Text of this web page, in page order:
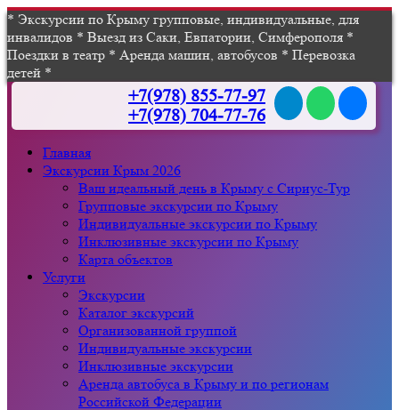
* Экскурсии по Крыму групповые, индивидуальные, для
инвалидов * Выезд из Саки, Евпатории, Симферополя *
Поездки в театр * Аренда машин, автобусов * Перевозка
детей *
+7(978) 855-77-97
+7(978) 704-77-76
Главная
Экскурсии Крым 2026
Ваш идеальный день в Крыму с Сириус-Тур
Групповые экскурсии по Крыму
Индивидуальные экскурсии по Крыму
Инклюзивные экскурсии по Крыму
Карта объектов
Услуги
Экскурсии
Каталог экскурсий
Организованной группой
Индивидуальные экскурсии
Инклюзивные экскурсии
Аренда автобуса в Крыму и по регионам
Российской Федерации